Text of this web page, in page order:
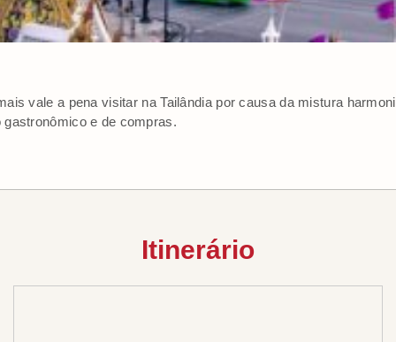
vale a pena visitar na Tailândia por causa da mistura
e de compras.
Itinerário